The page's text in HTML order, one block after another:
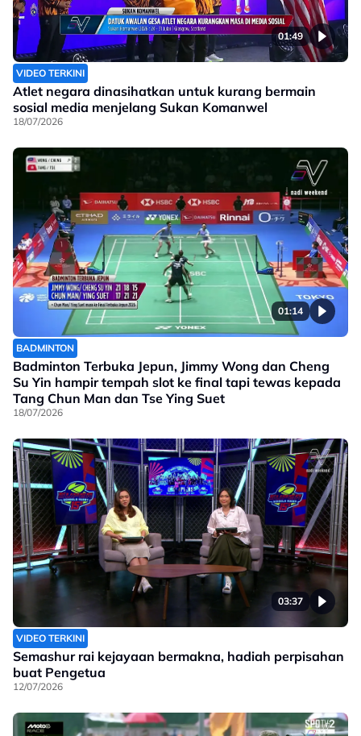
01:49
VIDEO TERKINI
Atlet negara dinasihatkan untuk kurang bermain
sosial media menjelang Sukan Komanwel
18/07/2026
01:14
BADMINTON
Badminton Terbuka Jepun, Jimmy Wong dan Cheng
Su Yin hampir tempah slot ke final tapi tewas kepada
Tang Chun Man dan Tse Ying Suet
18/07/2026
03:37
VIDEO TERKINI
Semashur rai kejayaan bermakna, hadiah perpisahan
buat Pengetua
12/07/2026